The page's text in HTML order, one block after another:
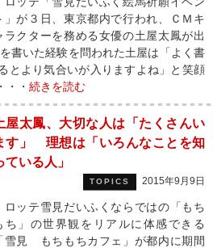
」が３日、東京都内で行われ、ＣＭキ
ラクターを務める女優の土屋太鳳が出
いた経験を問われた土屋は「よく書
とより気合いが入りますよね」と笑顔
・・ 続きを読む
屋太鳳、大切な人は「たくさんい
す」 理想は「いろんなことを知
ている人」
TOPICS 2015年9月9日
ロッテ雪見だいふくならではの「もち
ち」の世界観をリアルに体感できる
「雪見 もちもちカフェ」が都内に期間